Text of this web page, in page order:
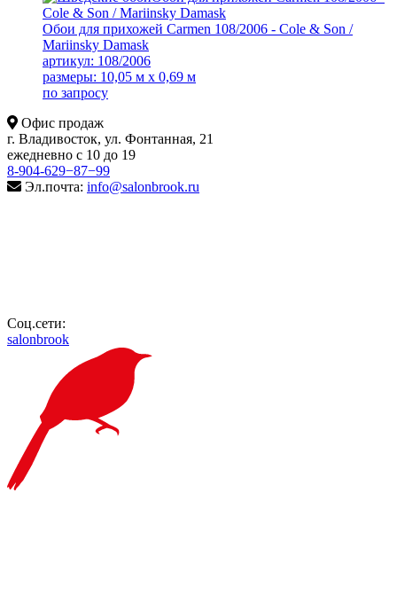
Обои для прихожей Carmen 108/2006 - Cole & Son /
Mariinsky Damask
артикул: 108/2006
размеры: 10,05 м x 0,69 м
по запросу
Офис продаж
г. Владивосток, ул. Фонтанная, 21
ежедневно с 10 до 19
8-904-629−87−99
Эл.почта: info@salonbrook.ru
Соц.сети:
salonbrook